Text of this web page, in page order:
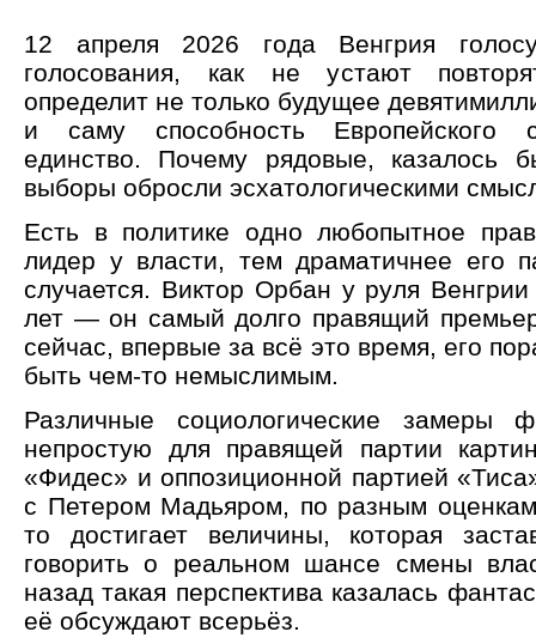
12 апреля 2026 года Венгрия
голосования, как не устают
определит не только будущее
и саму способность Европейского
единство. Почему рядовые, казалось
выборы обросли эсхатологическими
Есть в политике одно любопытное
лидер у власти, тем драматичнее его
случается. Виктор Орбан у руля
лет — он самый долго правящий
сейчас, впервые за всё это время, его
быть чем-то немыслимым.
Различные социологические замеры
непростую для правящей партии
«Фидес» и оппозиционной партией
с Петером Мадьяром, по разным
то достигает величины, которая
говорить о реальном шансе смены
назад такая перспектива казалась
её обсуждают всерьёз.